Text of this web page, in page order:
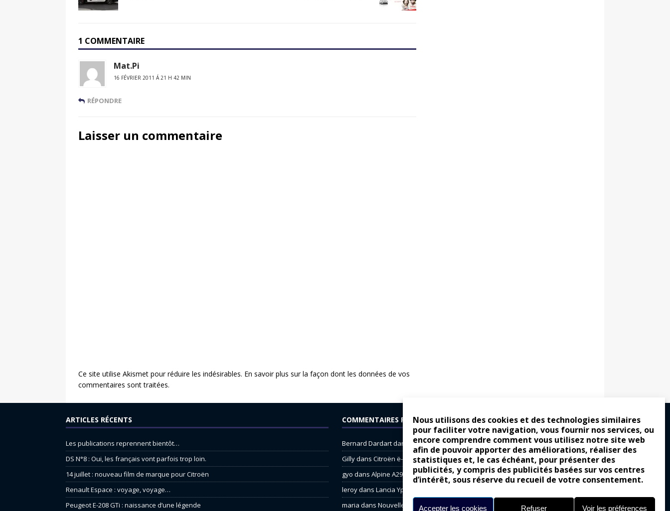
Nous utilisons des cookies et des technologies similaires
pour faciliter votre navigation, vous fournir nos services, ou
encore comprendre comment vous utilisez notre site web
afin de pouvoir apporter des améliorations, réaliser des
statistiques et, le cas échéant, pour présenter des
publicités, y compris des publicités basées sur vos centres
d’intérêt, sous réserve du recueil de votre consentement.
Accepter les cookies Refuser Voir les préférences
1 COMMENTAIRE
Mat.Pi
16 FÉVRIER 2011 Á 21 H 42 MIN
RÉPONDRE
Laisser un commentaire
Ce site utilise Akismet pour réduire les indésirables. En savoir plus sur la façon dont les données de vos
commentaires sont traitées.
ARTICLES RÉCENTS
Les publications reprennent bientôt…
DS N°8 : Oui, les français vont parfois trop loin.
14 juillet : nouveau film de marque pour Citroën
Renault Espace : voyage, voyage…
Peugeot E-208 GTi : naissance d’une légende
COMMENTAIRES RÉCENTS
Bernard Dardartdans
Dacia Sandero : pour les gens vrais
Gillydans Citroën ë-C3 : la révolution a commencé
gyo dans Alpine A290 : L’irrésistible attraction de la légèreté
leroydans Lancia Ypsilon : naturellement envoûtante ?
maria dans Nouvelle Opel Corsa : Yes of Corsa !